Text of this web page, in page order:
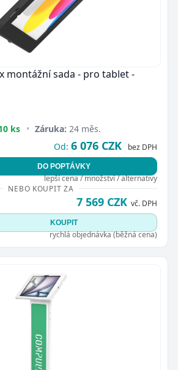
montážní sada - pro tablet -
ks • Záruka: 24 měs.
Od: 6 076 CZK bez DPH
DO POPTÁVKY
lepší cena / množství / alternativy
NEBO KOUPIT ZA
7 569 CZK vč. DPH
KOUPIT
rychlá objednávka (běžná cena)